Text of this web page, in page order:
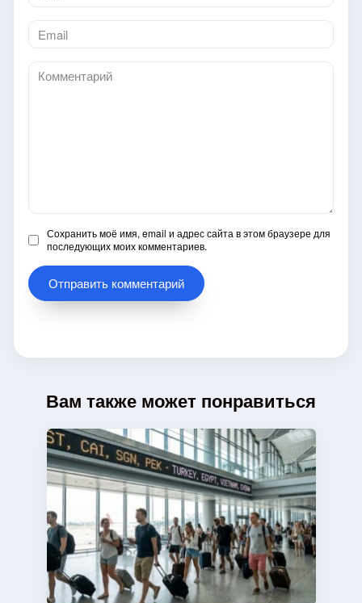
Email
*
Комментарий
Сохранить моё имя, email и адрес сайта в этом браузере для
последующих моих комментариев.
Вам также может понравиться